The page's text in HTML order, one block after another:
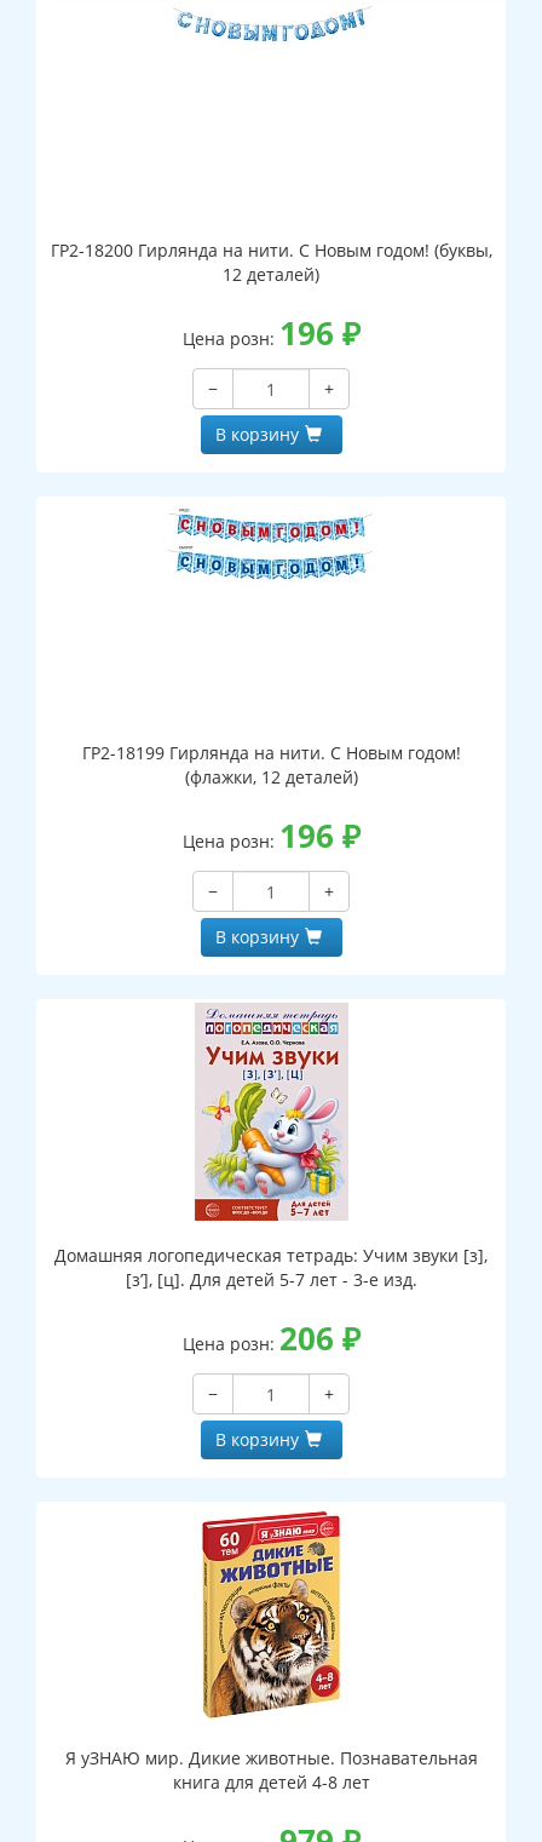
ГР2-18200 Гирлянда на нити. С Новым годом! (буквы,
12 деталей)
Цена розн: 196 ₽
−
+
В корзину
ГР2-18199 Гирлянда на нити. С Новым годом!
(флажки, 12 деталей)
Цена розн: 196 ₽
−
+
В корзину
Домашняя логопедическая тетрадь: Учим звуки [з],
[з’], [ц]. Для детей 5-7 лет - 3-е изд.
Цена розн: 206 ₽
−
+
В корзину
Я уЗНАЮ мир. Дикие животные. Познавательная
книга для детей 4-8 лет